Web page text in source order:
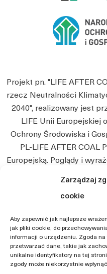
Zarządzaj
cookie
Aby zapewnić jak najlepsze
jak pliki cookie, do
informacji o urządzeniu. Zgoda
przetwarzać dane, takie jak
unikalne identyfikatory na tej
zgody może niekorzystnie
Projekt pn. "LIFE AFTER
rzecz Neutralności
2040", realizowany jest
LIFE Unii Europejskiej
Ochrony Środowiska i
PL-LIFE AFTER COAL
Europejską. Poglądy i
Unii Europejskiej. Ani
przyznająca nie